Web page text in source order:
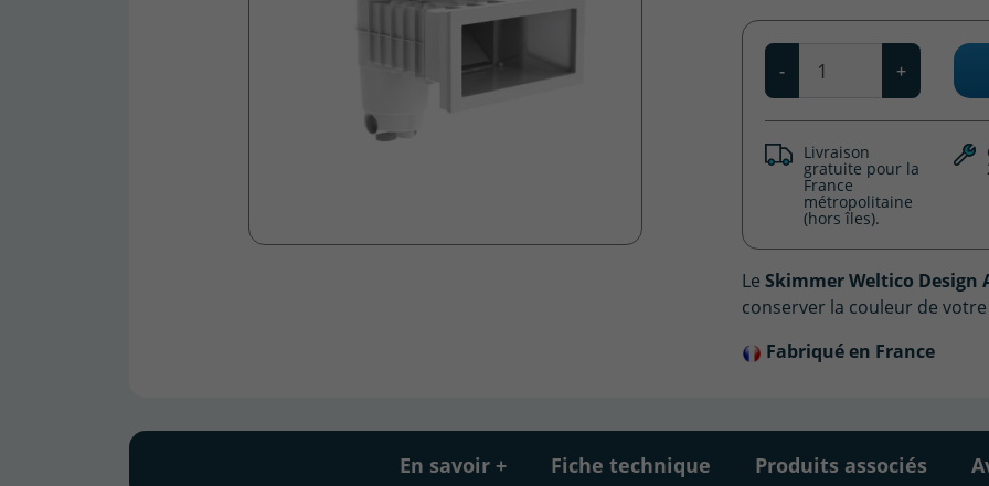
Qté
- +
Livraison
gratuite pour la
France
métropolitaine
(hors îles).
Le Skimmer Weltico Design
conserver la couleur de
Fabriqué en France
En savoir + Fiche technique Produits associés